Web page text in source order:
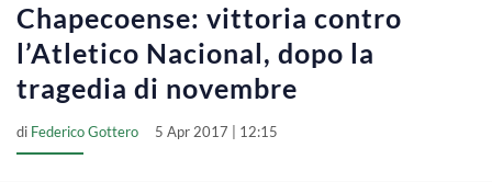
Chapecoense: vittoria contro
l’Atletico Nacional, dopo la
tragedia di novembre
di Federico Gottero 5 Apr 2017 | 12:15